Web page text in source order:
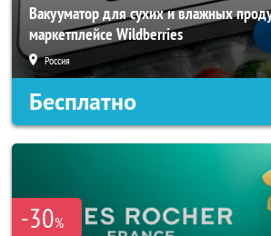
Вакууматор для сухих и влажных
маркетплейсе Wildberries
Россия
Бесплатно
-30%